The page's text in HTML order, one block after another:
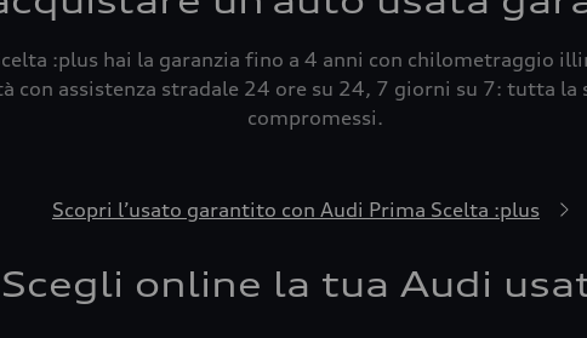
:plus hai la garanzia fino a 4 anni con chilometraggio
assistenza stradale 24 ore su 24, 7 giorni su 7: tutta la
compromessi.
Scopri l’usato garantito con Audi Prima Scelta :plus
Scegli online la tua Audi